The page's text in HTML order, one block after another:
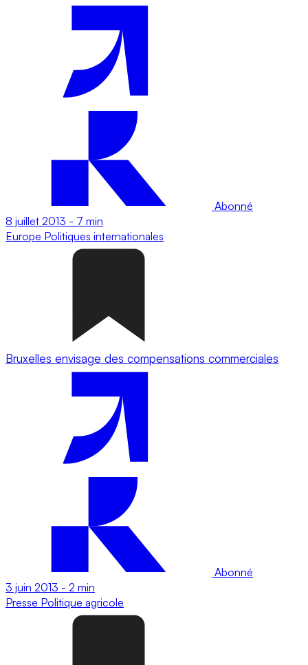
Abonné
8 juillet 2013 - 7 min
Europe Politiques internationales
Bruxelles envisage des compensations commerciales
Abonné
3 juin 2013 - 2 min
Presse Politique agricole